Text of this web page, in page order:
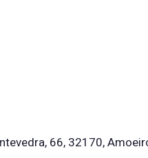
66, 32170,